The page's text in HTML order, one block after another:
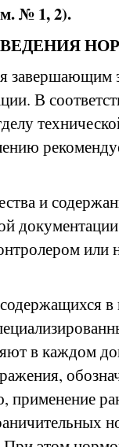
№ 1, 2).
завершающим
В
и
или
в
в каждом
применение